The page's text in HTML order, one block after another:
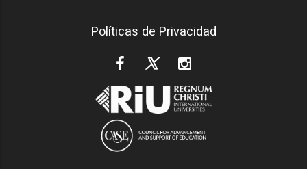
Políticas de Privacidad